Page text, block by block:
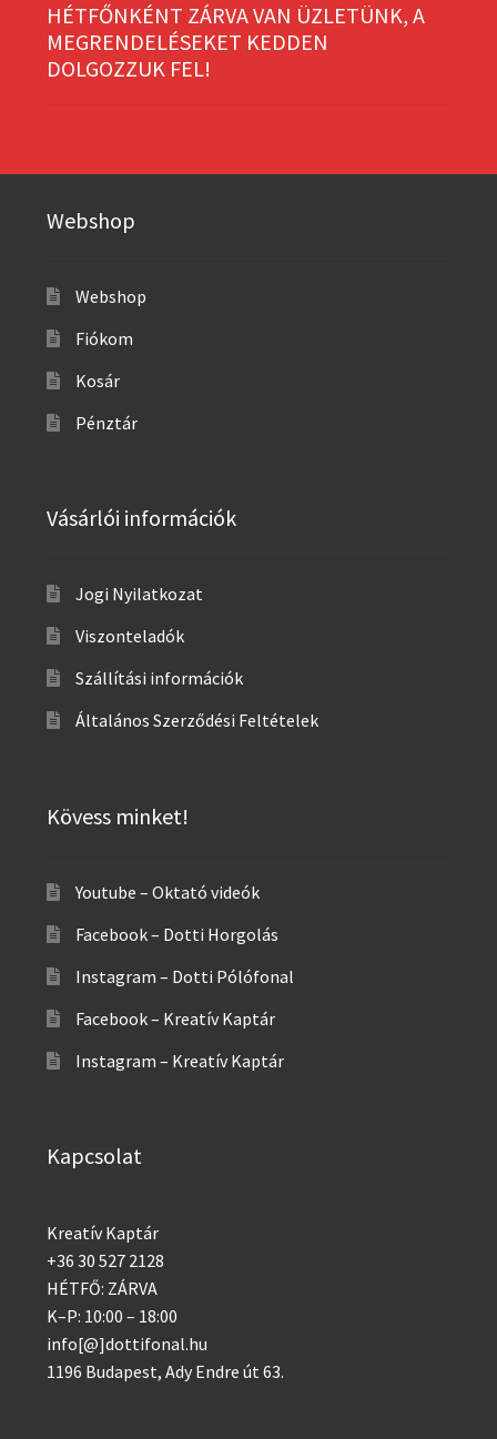
HÉTFŐNKÉNT ZÁRVA VAN ÜZLETÜNK, A
MEGRENDELÉSEKET KEDDEN
DOLGOZZUK FEL!
Webshop
Webshop
Fiókom
Kosár
Pénztár
Vásárlói információk
Jogi Nyilatkozat
Viszonteladók
Szállítási információk
Általános Szerződési Feltételek
Kövess minket!
Youtube – Oktató videók
Facebook – Dotti Horgolás
Instagram – Dotti Pólófonal
Facebook – Kreatív Kaptár
Instagram – Kreatív Kaptár
Kapcsolat
Kreatív Kaptár
+36 30 527 2128
HÉTFŐ: ZÁRVA
K–P: 10:00 – 18:00
info[@]dottifonal.hu
1196 Budapest, Ady Endre út 63.